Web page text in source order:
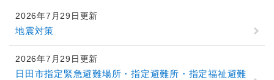
2026年7月29日更新
地震対策
2026年7月29日更新
日田市指定緊急避難場所・指定避難所・指定福祉避難